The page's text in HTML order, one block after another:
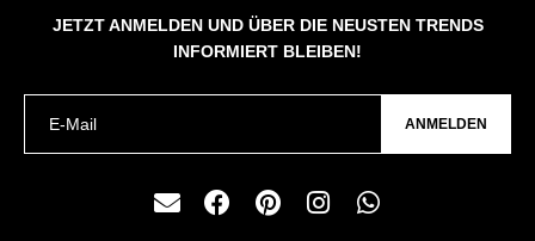
JETZT ANMELDEN UND ÜBER DIE NEUSTEN TRENDS
INFORMIERT BLEIBEN!
ANMELDEN